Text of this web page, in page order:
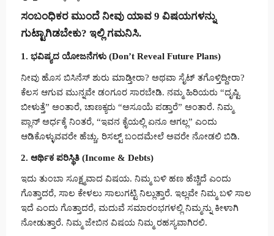
ಸಂಬಂಧಿಕರ ಮುಂದೆ ನೀವು ಯಾವ 9 ವಿಷಯಗಳನ್ನು
ಗುಟ್ಟಾಗಿಡಬೇಕು? ಇಲ್ಲಿ ಗಮನಿಸಿ.
1. ಭವಿಷ್ಯದ ಯೋಜನೆಗಳು (Don’t Reveal Future Plans)
ನೀವು ಹೊಸ ಬಿಸಿನೆಸ್ ಶುರು ಮಾಡ್ತೀರಾ? ಅಥವಾ ಸೈಟ್ ತಗೊಳ್ತಿದ್ದೀರಾ?
ಕೆಲಸ ಆಗುವ ಮುನ್ನವೇ ಡಂಗೂರ ಸಾರಬೇಡಿ. ನಮ್ಮ ಹಿರಿಯರು “ದೃಷ್ಟಿ
ಬೀಳುತ್ತೆ” ಅಂತಾರೆ, ಚಾಣಕ್ಯರು “ಅಸೂಯೆ ಪಡ್ತಾರೆ” ಅಂತಾರೆ. ನಿಮ್ಮ
ಪ್ಲಾನ್ ಅರ್ಧಕ್ಕೆ ನಿಂತರೆ, “ಇವನ ಕೈಯಲ್ಲಿ ಏನೂ ಆಗಲ್ಲ” ಎಂದು
ಆಡಿಕೊಳ್ಳುವವರೇ ಹೆಚ್ಚು. ರಿಸಲ್ಟ್ ಬಂದಮೇಲೆ ಅವರೇ ನೋಡಲಿ ಬಿಡಿ.
2. ಆರ್ಥಿಕ ಪರಿಸ್ಥಿತಿ (Income & Debts)
ಇದು ತುಂಬಾ ಸೂಕ್ಷ್ಮವಾದ ವಿಷಯ. ನಿಮ್ಮ ಬಳಿ ಹಣ ಹೆಚ್ಚಿದೆ ಎಂದು
ಗೊತ್ತಾದರೆ, ಸಾಲ ಕೇಳಲು ಸಾಲುಗಟ್ಟಿ ನಿಲ್ಲುತ್ತಾರೆ. ಇಲ್ಲವೇ ನಿಮ್ಮ ಬಳಿ ಸಾಲ
ಇದೆ ಎಂದು ಗೊತ್ತಾದರೆ, ಮದುವೆ ಸಮಾರಂಭಗಳಲ್ಲಿ ನಿಮ್ಮನ್ನು ಕೀಳಾಗಿ
ನೋಡುತ್ತಾರೆ. ನಿಮ್ಮ ಜೇಬಿನ ವಿಷಯ ನಿಮ್ಮ ರಹಸ್ಯವಾಗಿರಲಿ.